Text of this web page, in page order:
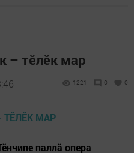
– тӗлӗк мар
1221 0 0
паллă опера